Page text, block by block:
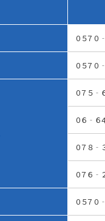
０５７０
０５７０
０７５‐
０６‐６
０７８‐
０７６‐
０５７０